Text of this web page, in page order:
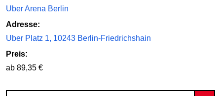
Uber Arena Berlin
Adresse:
Uber Platz 1, 10243 Berlin-Friedrichshain
Preis:
ab 89,35 €